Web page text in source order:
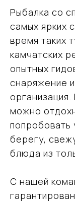
Рыбалка со
самых ярких
время таких
камчатских
опытных
снаряжение
можно
попробовать
берегу,
блюда из
С нашей